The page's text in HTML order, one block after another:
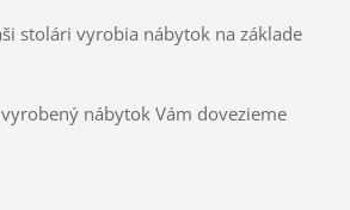
stolári vyrobia nábytok na základe
nábytok Vám dovezieme